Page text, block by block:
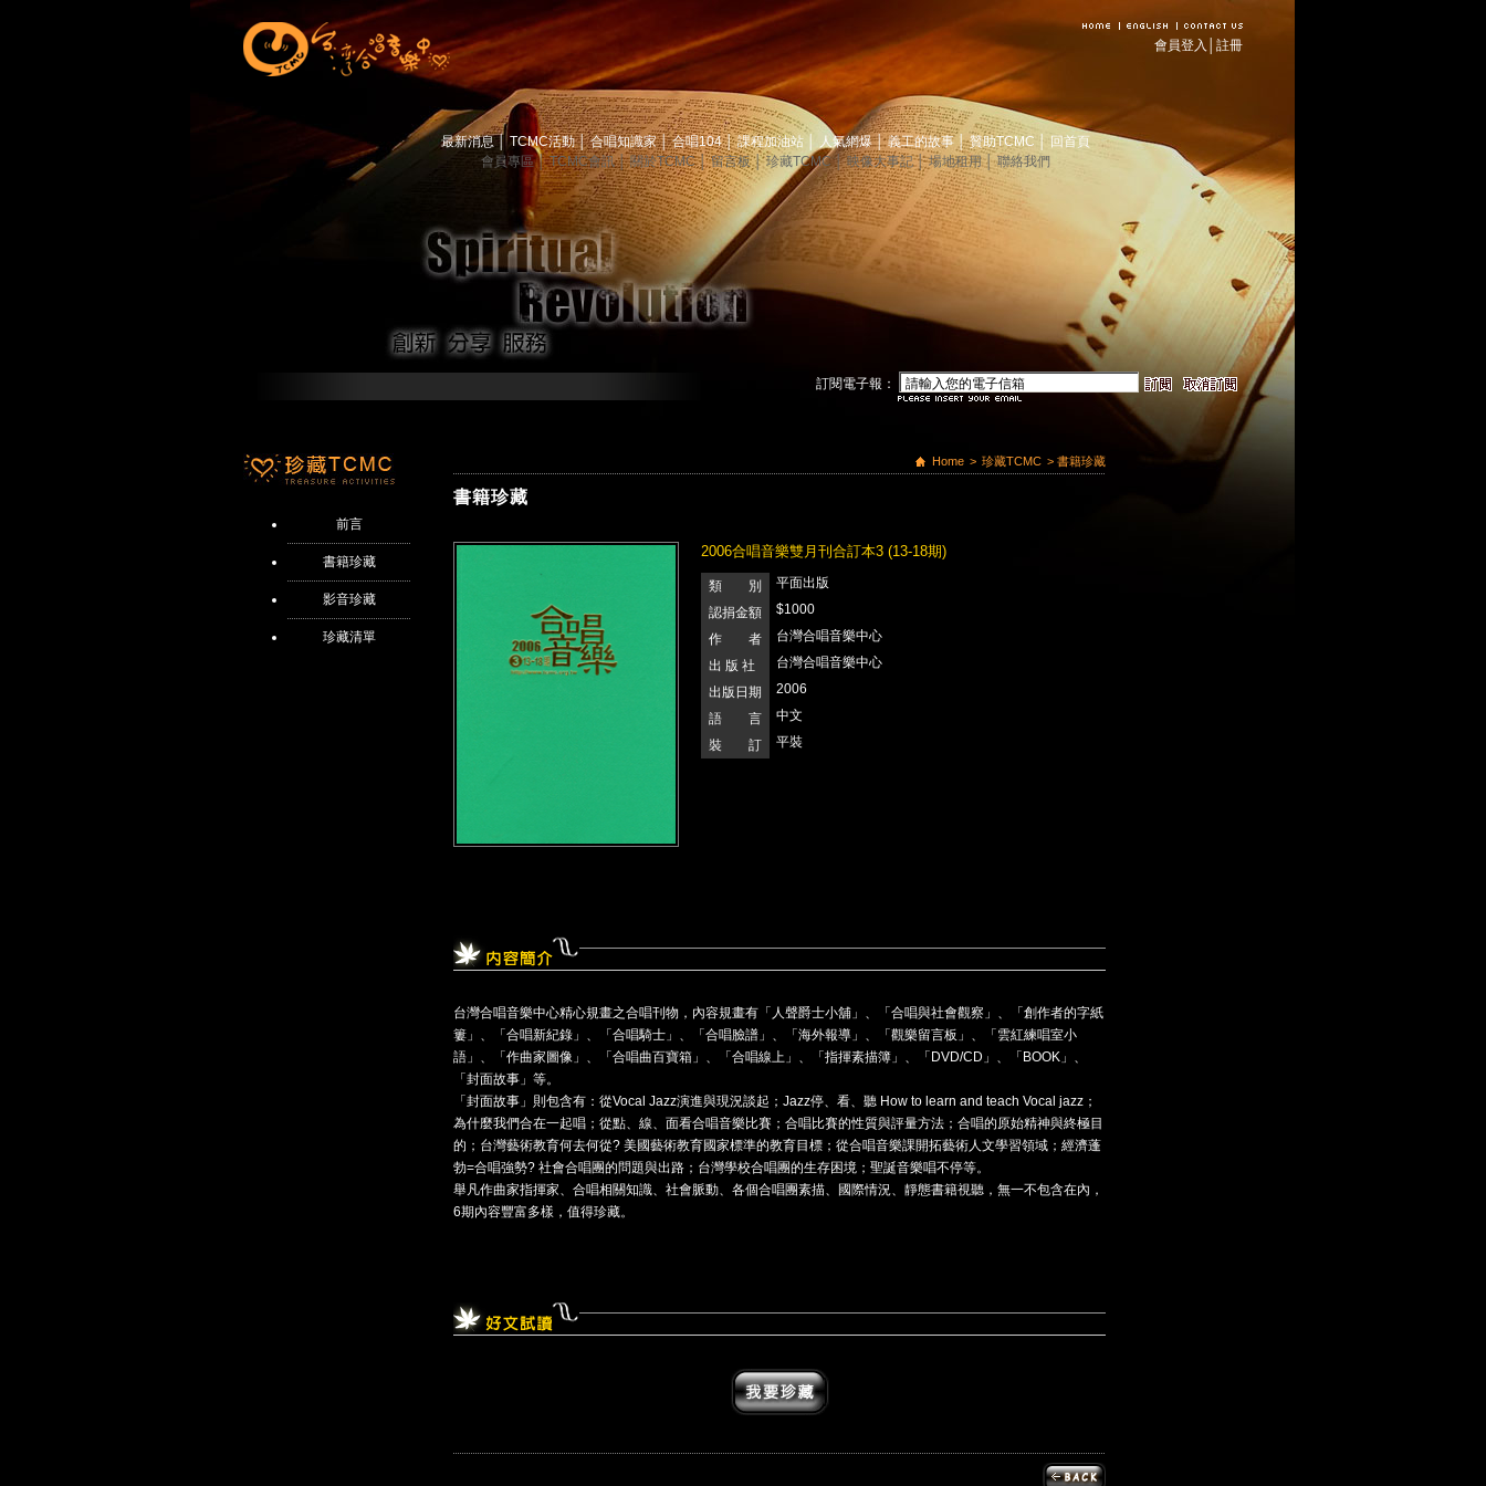
註冊
會員登入
最新消息 TCMC活動│ 合唱知識家│ 合唱104│ 課程加油站 人氣網爆│ 義工的故事 │ 贊助TCMC │ 回首頁
會員專區│ TCMC會訊│ 關於TCMC│ 留言板│ 珍藏TCMC│ 映像大事記│ 場地租用│ 聯絡我們
訂閱電子報：
前言
書籍珍藏
影音珍藏
珍藏清單
Home > 珍藏TCMC > 書籍珍藏
書籍珍藏
2006合唱音樂雙月刊合訂本3 (13-18期)
類 別
平面出版
認捐金額
$1000
作 者
台灣合唱音樂中心
出 版 社
台灣合唱音樂中心
出版日期
2006
語 言
中文
裝 訂
平裝
台灣合唱音樂中心精心規畫之合唱刊物，內容規畫有「人聲爵士小舖」、「合唱與社會觀察」、「創作者的字紙
簍」、「合唱新紀錄」、「合唱騎士」、「合唱臉譜」、「海外報導」、「觀樂留言板」、「雲紅練唱室小
語」、「作曲家圖像」、「合唱曲百寶箱」、「合唱線上」、「指揮素描簿」、「DVD/CD」、「BOOK」、
「封面故事」等。
「封面故事」則包含有：從Vocal Jazz演進與現況談起；Jazz停、看、聽 How to learn and teach Vocal jazz；
為什麼我們合在一起唱；從點、線、面看合唱音樂比賽；合唱比賽的性質與評量方法；合唱的原始精神與終極目
的；台灣藝術教育何去何從? 美國藝術教育國家標準的教育目標；從合唱音樂課開拓藝術人文學習領域；經濟蓬
勃=合唱強勢? 社會合唱團的問題與出路；台灣學校合唱團的生存困境；聖誕音樂唱不停等。
舉凡作曲家指揮家、合唱相關知識、社會脈動、各個合唱團素描、國際情況、靜態書籍視聽，無一不包含在內，
6期內容豐富多樣，值得珍藏。